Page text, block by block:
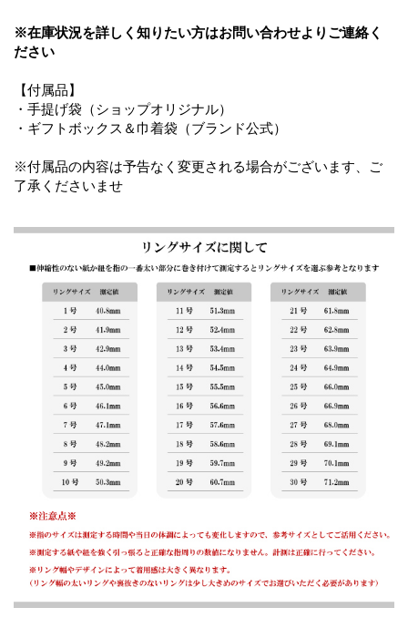
※在庫状況を詳しく知りたい方はお問い合わせよりご連絡く
ださい
【付属品】
・手提げ袋（ショップオリジナル）
・ギフトボックス＆巾着袋（ブランド公式）
※付属品の内容は予告なく変更される場合がございます、ご
了承くださいませ